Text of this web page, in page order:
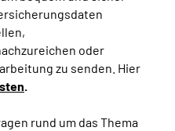
oder
zu senden. Hier
.
rund um das Thema